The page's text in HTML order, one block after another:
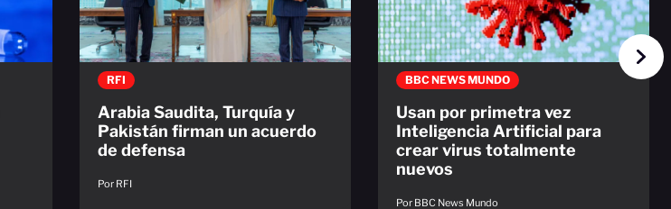
RFI
Arabia Saudita, Turquía y
Pakistán firman un acuerdo
de defensa
Por RFI
BBC NEWS MUNDO
Usan por primetra vez
Inteligencia Artificial para
crear virus totalmente
nuevos
Por BBC News Mundo